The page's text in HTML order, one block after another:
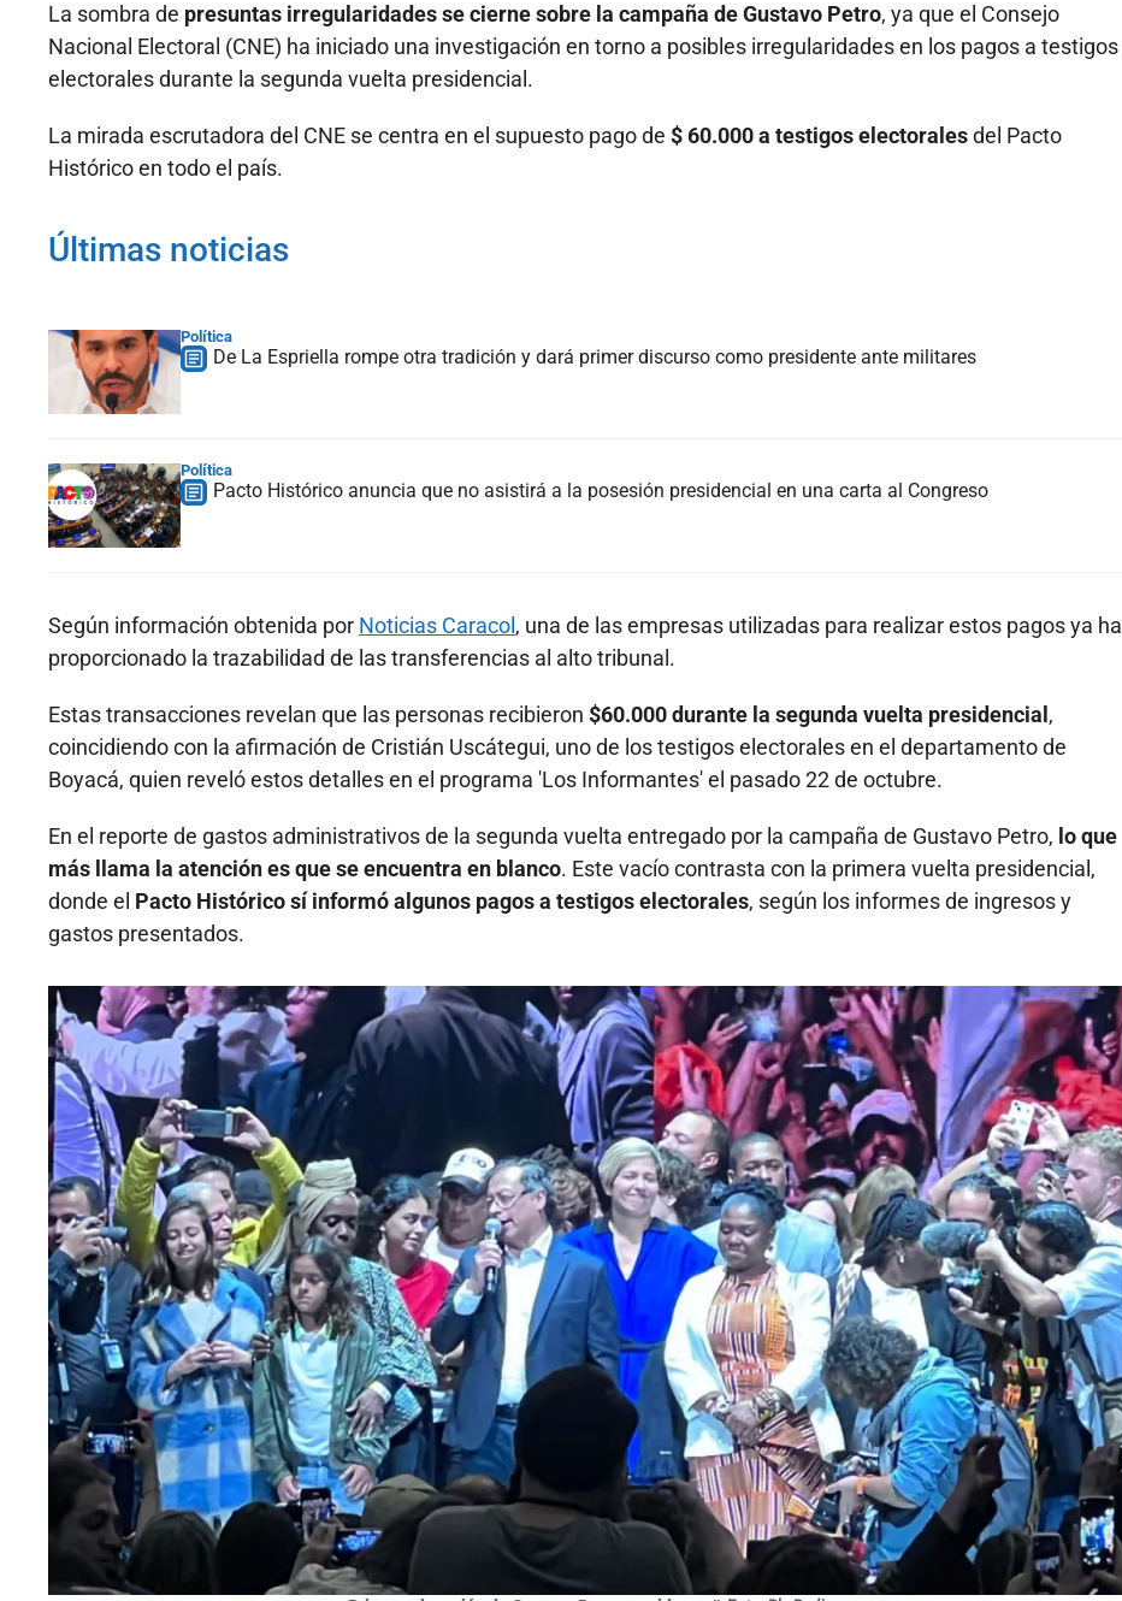
La sombra de presuntas irregularidades se cierne sobre la campaña de Gustavo Petro, ya que el Consejo
Nacional Electoral (CNE) ha iniciado una investigación en torno a posibles irregularidades en los pagos a testigos
electorales durante la segunda vuelta presidencial.
La mirada escrutadora del CNE se centra en el supuesto pago de $ 60.000 a testigos electoralesdel Pacto
Histórico en todo el país.
Últimas noticias
Política
De La Espriella rompe otra tradición y dará primer discurso como presidente ante militares
Política
Pacto Histórico anuncia que no asistirá a la posesión presidencial en una carta al Congreso
Según información obtenida por Noticias Caracol , una de las empresas utilizadas para realizar estos pagos ya ha
proporcionado la trazabilidad de las transferencias al alto tribunal.
Estas transacciones revelan que las personas recibieron $60.000 durante la segunda vuelta presidencial ,
coincidiendo con la afirmación de Cristián Uscátegui, uno de los testigos electorales en el departamento de
Boyacá, quien reveló estos detalles en el programa 'Los Informantes' el pasado 22 de octubre.
En el reporte de gastos administrativos de la segunda vuelta entregado por la campaña de Gustavo Petro, lo que
más llama la atención es que se encuentra en blanco. Este vacío contrasta con la primera vuelta presidencial,
donde el Pacto Histórico sí informó algunos pagos a testigos electorales, según los informes de ingresos y
gastos presentados.